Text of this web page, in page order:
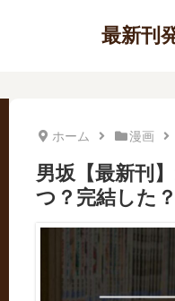
最新刊
ホーム 漫画
男坂【最新刊
つ？完結した？